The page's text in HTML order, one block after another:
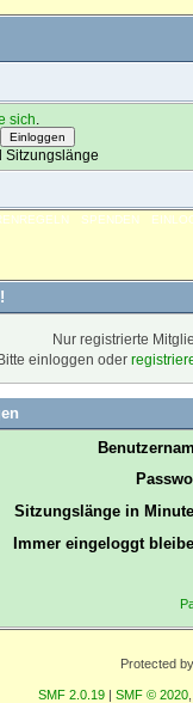
sich
Sitzungslänge
SPENDEN
Nur registrierte
einloggen oder
Sitzungslänge in
Immer eingeloggt
Protected
SMF 2.0.19 | SMF © 2020